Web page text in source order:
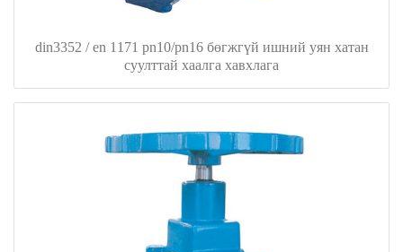
din3352 / en 1171 pn10/pn16 бөгжгүй ишний уян хатан
суулттай хаалга хавхлага